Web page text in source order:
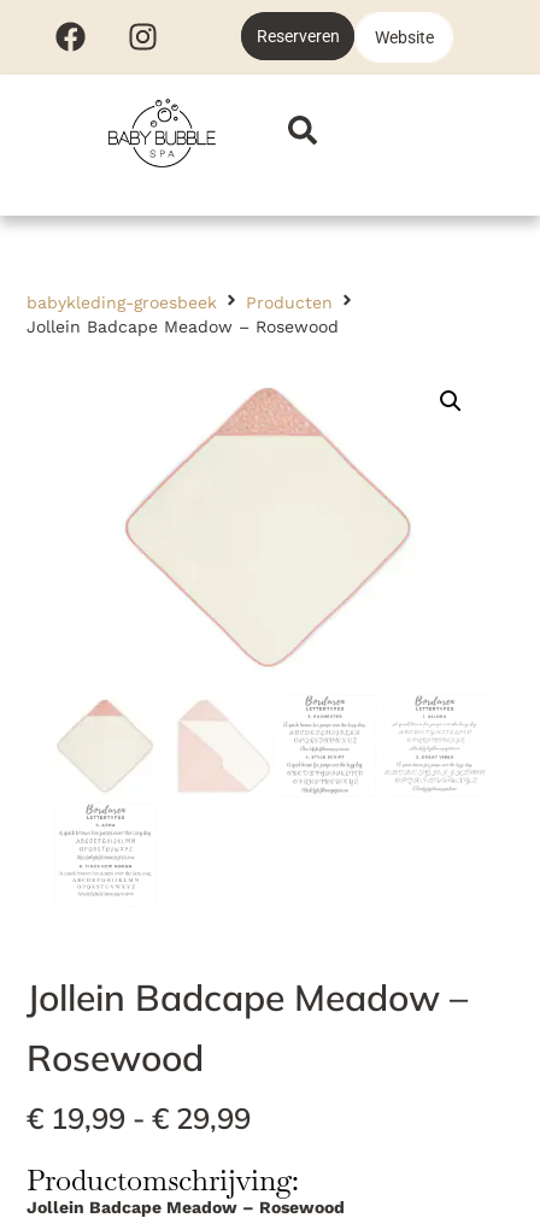
Reserveren Website
babykleding-groesbeek
Producten
Jollein Badcape Meadow – Rosewood
Jollein Badcape Meadow –
Rosewood
€ 19,99 - € 29,99
Productomschrijving:
Jollein Badcape Meadow – Rosewood